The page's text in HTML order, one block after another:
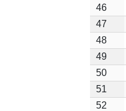
46
47
48
49
50
51
52